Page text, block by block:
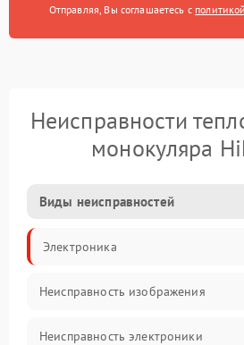
Отправляя, Вы соглашаетесь с
Неисправности
монокуляра
Виды неисправностей
Электроника
Неисправность изображения
Неисправность электроники